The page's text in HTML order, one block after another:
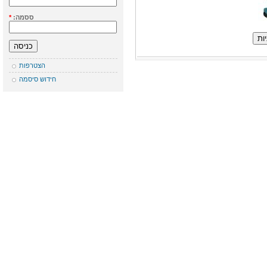
ססמה:*
הצטרפות
חידוש סיסמה